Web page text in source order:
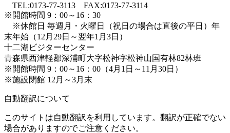
TEL:0173-77-3113 FAX:0173-77-3114
※開館時間 9：00～16：30
※休館日 毎週月・火曜日（祝日の場合は直後の平日）年
末年始（12月29日～翌年1月3日）
十二湖ビジターセンター
青森県西津軽郡深浦町大字松神字松神山国有林82林班
※開館時間 9：00～16：00（4月1日～11月30日）
※施設閉館 12月～3月末
自動翻訳について
このサイトは自動翻訳を利用しています。翻訳が正確でない
場合がありますのでご注意ください。